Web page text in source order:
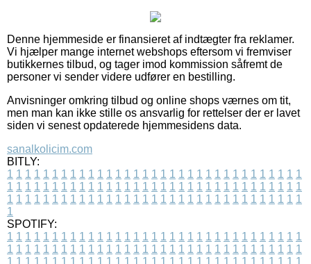
Denne hjemmeside er finansieret af indtægter fra reklamer.
Vi hjælper mange internet webshops eftersom vi fremviser
butikkernes tilbud, og tager imod kommission såfremt de
personer vi sender videre udfører en bestilling.
Anvisninger omkring tilbud og online shops værnes om tit,
men man kan ikke stille os ansvarlig for rettelser der er lavet
siden vi senest opdaterede hjemmesidens data.
sanalkolicim.com
BITLY:
1 1 1 1 1 1 1 1 1 1 1 1 1 1 1 1 1 1 1 1 1 1 1 1 1 1 1 1 1 1 1 1 1
1 1 1 1 1 1 1 1 1 1 1 1 1 1 1 1 1 1 1 1 1 1 1 1 1 1 1 1 1 1 1 1 1
1 1 1 1 1 1 1 1 1 1 1 1 1 1 1 1 1 1 1 1 1 1 1 1 1 1 1 1 1 1 1 1 1
1
SPOTIFY:
1 1 1 1 1 1 1 1 1 1 1 1 1 1 1 1 1 1 1 1 1 1 1 1 1 1 1 1 1 1 1 1 1
1 1 1 1 1 1 1 1 1 1 1 1 1 1 1 1 1 1 1 1 1 1 1 1 1 1 1 1 1 1 1 1 1
1 1 1 1 1 1 1 1 1 1 1 1 1 1 1 1 1 1 1 1 1 1 1 1 1 1 1 1 1 1 1 1 1